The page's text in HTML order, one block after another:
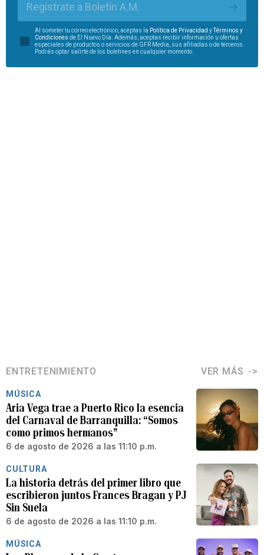
Regístrate a Boletín A.M.
Al someter tu correo electrónico, aceptas la Política de Privacidad yTérminos y
Condiciones de El Nuevo Día. Además, aceptas recibir información u ofertas
especiales de productos o servicios de GFR Media, sus afiliadas o de terceros.
Podrás optar salirte de los boletines en cualquier momento.
ENTRETENIMIENTO VER MÁS
MÚSICA
Aria Vega trae a Puerto Rico la esencia
del Carnaval de Barranquilla: “Somos
como primos hermanos”
6 de agosto de 2026 a las 11:10 p.m.
CULTURA
La historia detrás del primer libro que
escribieron juntos Frances Bragan y PJ
Sin Suela
6 de agosto de 2026 a las 11:10 p.m.
MÚSICA